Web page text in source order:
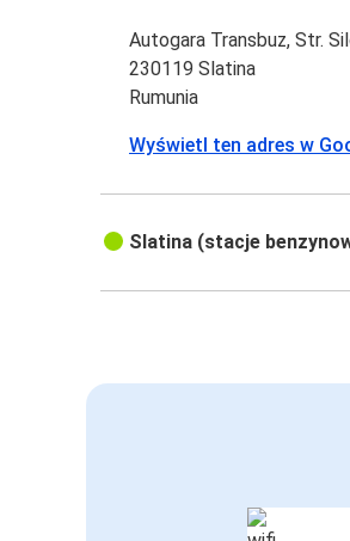
Autogara Transbuz, Str.
230119 Slatina
Rumunia
Wyświetl ten adres w
Slatina (stacje